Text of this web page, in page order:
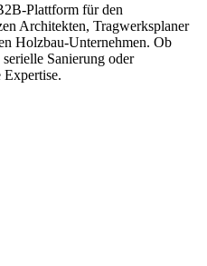
Plattform für den
Architekten, Tragwerksplaner
Holzbau-Unternehmen. Ob
Sanierung oder